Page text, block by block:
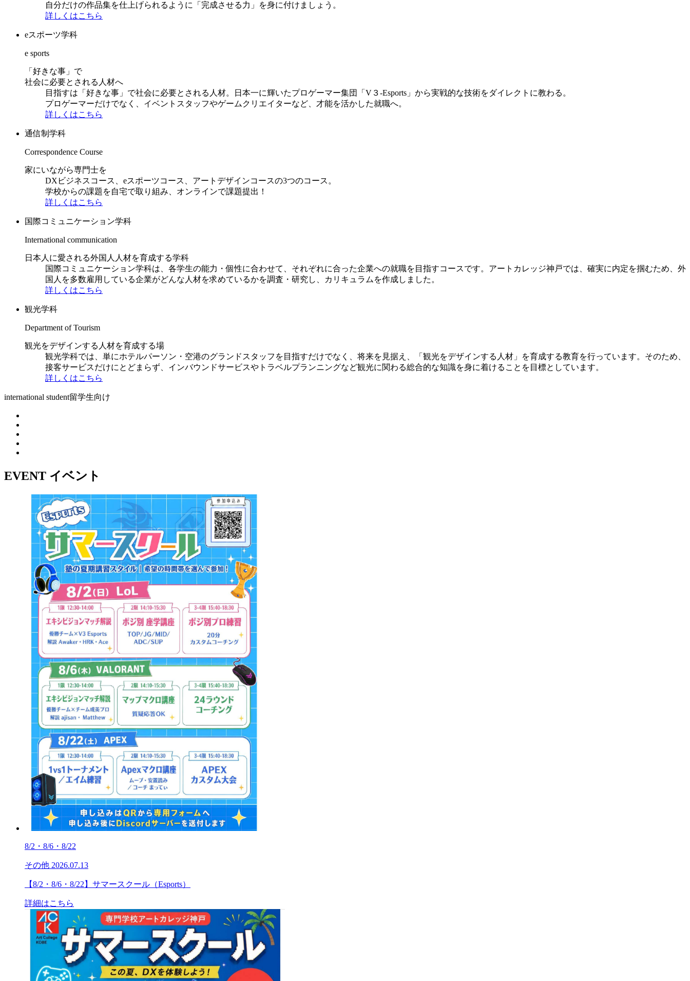
自分だけの作品集を仕上げられるように「完成させる力」を身に付けましょう。
詳しくはこちら
eスポーツ学科
e sports
「好きな事」で
社会に必要とされる人材へ
目指すは「好きな事」で社会に必要とされる人材。日本一に輝いたプロゲーマー集団「V３-Esports」から実戦的な技術をダイレクトに教わる。
プロゲーマーだけでなく、イベントスタッフやゲームクリエイターなど、才能を活かした就職へ。
詳しくはこちら
通信制学科
Correspondence Course
家にいながら専門士を
DXビジネスコース、eスポーツコース、アートデザインコースの3つのコース。
学校からの課題を自宅で取り組み、オンラインで課題提出！
詳しくはこちら
国際コミュニケーション学科
International communication
日本人に愛される外国人人材を育成する学科
国際コミュニケーション学科は、各学生の能力・個性に合わせて、それぞれに合った企業への就職を目指すコースです。アートカレッジ神戸では、確実に内定を掴むため、外
国人を多数雇用している企業がどんな人材を求めているかを調査・研究し、カリキュラムを作成しました。
詳しくはこちら
観光学科
Department of Tourism
観光をデザインする人材を育成する場
観光学科では、単にホテルパーソン・空港のグランドスタッフを目指すだけでなく、将来を見据え、「観光をデザインする人材」を育成する教育を行っています。そのため、
接客サービスだけにとどまらず、インバウンドサービスやトラベルプランニングなど観光に関わる総合的な知識を身に着けることを目標としています。
詳しくはこちら
international student留学生向け
EVENT イベント
8/2・8/6・8/22
その他 2026.07.13
【8/2・8/6・8/22】サマースクール（Esports）
詳細はこちら